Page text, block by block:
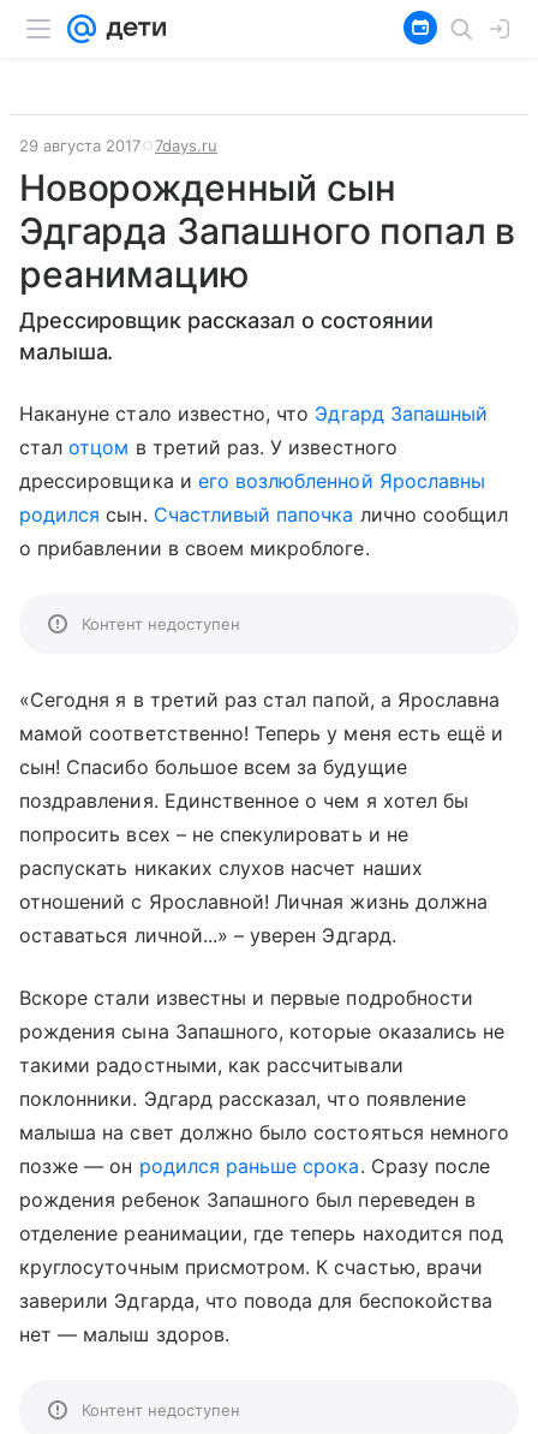
29 августа 2017 7days.ru
Новорожденный сын
Эдгарда Запашного попал в
реанимацию
Дрессировщик рассказал о состоянии
малыша.
Накануне стало известно, что Эдгард Запашный
сталотцом в третий раз. У известного
дрессировщика и его возлюбленной Ярославны
родился сын. Счастливый папочка лично сообщил
о прибавлении в своем микроблоге.
Контент недоступен
«Сегодня я в третий раз стал папой, а Ярославна
мамой соответственно!Теперь у меня есть ещё и
сын! Спасибо большое всем за будущие
поздравления. Единственное о чем я хотел бы
попросить всех – не спекулировать и не
распускать никаких слухов насчет наших
отношений с Ярославной! Личная жизнь должна
оставаться личной...» – уверен Эдгард.
Вскоре стали известны и первые подробности
рождения сына Запашного, которые оказались не
такими радостными, как рассчитывали
поклонники. Эдгард рассказал, что появление
малыша на свет должно было состояться немного
позже — он родился раньше срока. Сразу после
рождения ребенок Запашного был переведен в
отделение реанимации, где теперь находится под
круглосуточным присмотром. К счастью, врачи
заверили Эдгарда, что повода для беспокойства
нет — малыш здоров.
Контент недоступен